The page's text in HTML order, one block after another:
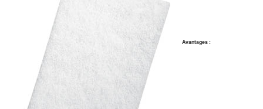
Avantages :